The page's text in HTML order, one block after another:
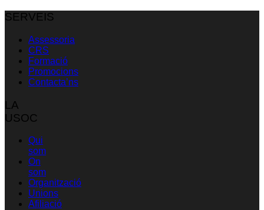
SERVEIS
Assessoria
CRS
Formació
Promocions
Contacta’ns
LA
USOC
Qui
som
On
som
Organització
Unions
Afiliació